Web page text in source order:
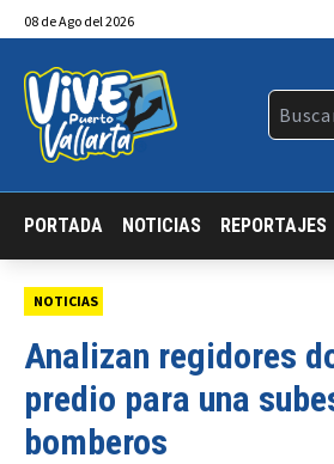
08 deAgo del 2026
PORTADA NOTICIAS REPORTAJES
NOTICIAS
Analizan regidores
predio para una
bomberos